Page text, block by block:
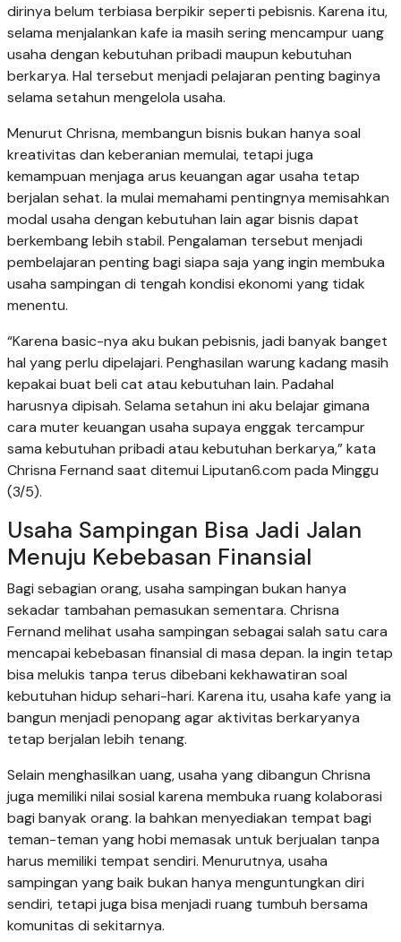
dirinya belum terbiasa berpikir seperti pebisnis. Karena itu,
selama menjalankan kafe ia masih sering mencampur uang
usaha dengan kebutuhan pribadi maupun kebutuhan
berkarya. Hal tersebut menjadi pelajaran penting baginya
selama setahun mengelola usaha.
Menurut Chrisna, membangun bisnis bukan hanya soal
kreativitas dan keberanian memulai, tetapi juga
kemampuan menjaga arus keuangan agar usaha tetap
berjalan sehat. Ia mulai memahami pentingnya memisahkan
modal usaha dengan kebutuhan lain agar bisnis dapat
berkembang lebih stabil. Pengalaman tersebut menjadi
pembelajaran penting bagi siapa saja yang ingin membuka
usaha sampingan di tengah kondisi ekonomi yang tidak
menentu.
“Karena basic-nya aku bukan pebisnis, jadi banyak banget
hal yang perlu dipelajari. Penghasilan warung kadang masih
kepakai buat beli cat atau kebutuhan lain. Padahal
harusnya dipisah. Selama setahun ini aku belajar gimana
cara muter keuangan usaha supaya enggak tercampur
sama kebutuhan pribadi atau kebutuhan berkarya,” kata
Chrisna Fernand saat ditemui Liputan6.com pada Minggu
(3/5).
Usaha Sampingan Bisa Jadi Jalan
Menuju Kebebasan Finansial
Bagi sebagian orang, usaha sampingan bukan hanya
sekadar tambahan pemasukan sementara. Chrisna
Fernand melihat usaha sampingan sebagai salah satu cara
mencapai kebebasan finansial di masa depan. Ia ingin tetap
bisa melukis tanpa terus dibebani kekhawatiran soal
kebutuhan hidup sehari-hari. Karena itu, usaha kafe yang ia
bangun menjadi penopang agar aktivitas berkaryanya
tetap berjalan lebih tenang.
Selain menghasilkan uang, usaha yang dibangun Chrisna
juga memiliki nilai sosial karena membuka ruang kolaborasi
bagi banyak orang. Ia bahkan menyediakan tempat bagi
teman-teman yang hobi memasak untuk berjualan tanpa
harus memiliki tempat sendiri. Menurutnya, usaha
sampingan yang baik bukan hanya menguntungkan diri
sendiri, tetapi juga bisa menjadi ruang tumbuh bersama
komunitas di sekitarnya.